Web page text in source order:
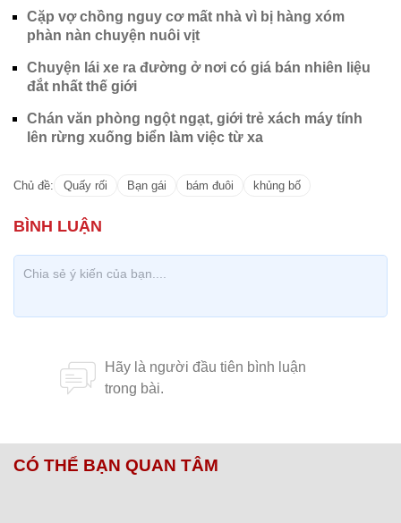
Cặp vợ chồng nguy cơ mất nhà vì bị hàng xóm
phàn nàn chuyện nuôi vịt
Chuyện lái xe ra đường ở nơi có giá bán nhiên liệu
đắt nhất thế giới
Chán văn phòng ngột ngạt, giới trẻ xách máy tính
lên rừng xuống biển làm việc từ xa
Chủ đề: Quấy rối Bạn gái bám đuôi khủng bố
CÓ THỂ BẠN QUAN TÂM